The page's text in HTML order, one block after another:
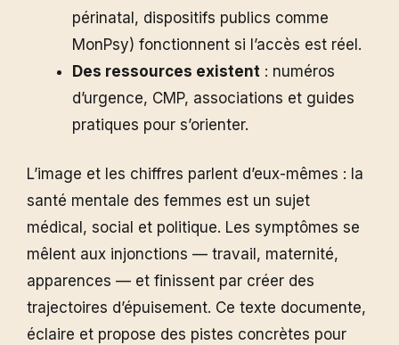
périnatal, dispositifs publics comme
MonPsy) fonctionnent si l’accès est réel.
Des ressources existent : numéros
d’urgence, CMP, associations et guides
pratiques pour s’orienter.
L’image et les chiffres parlent d’eux-mêmes : la
santé mentale des femmes est un sujet
médical, social et politique. Les symptômes se
mêlent aux injonctions — travail, maternité,
apparences — et finissent par créer des
trajectoires d’épuisement. Ce texte documente,
éclaire et propose des pistes concrètes pour